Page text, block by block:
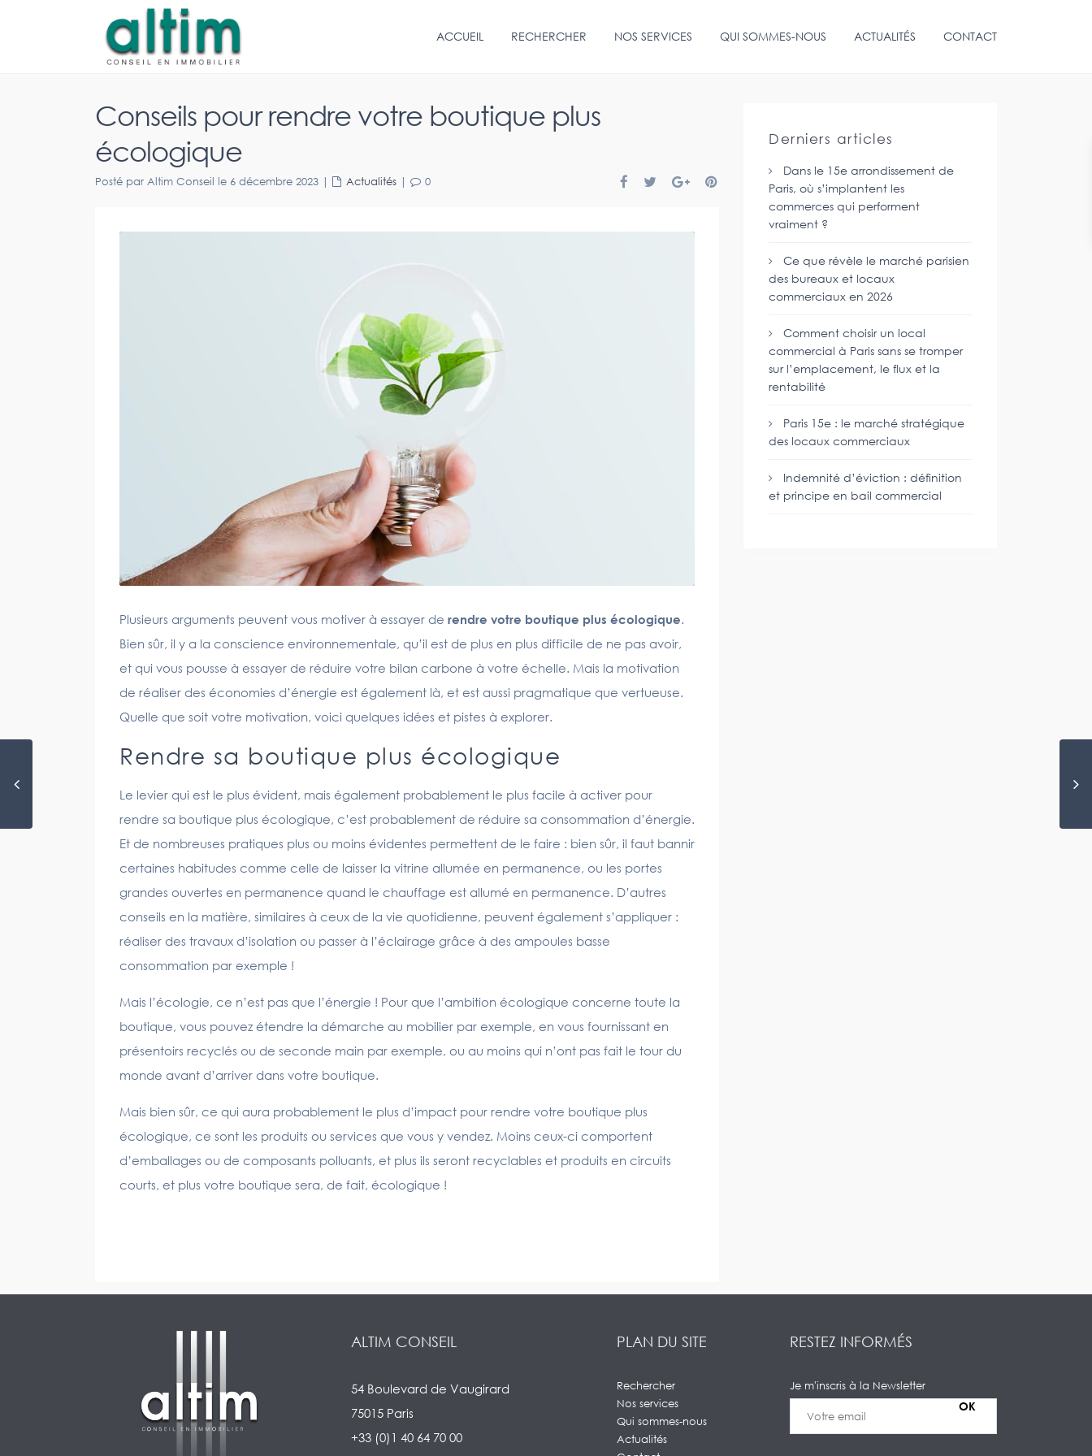
ACCUEIL RECHERCHER NOS SERVICES QUI SOMMES-NOUS ACTUALITÉS CONTACT
Conseils pour rendre votre boutique plus
écologique
Posté par Altim Conseil le 6 décembre 2023 | Actualités | 0
Plusieurs arguments peuvent vous motiver à essayer de rendre votre boutique plus écologique.
Bien sûr, il y a la conscience environnementale, qu’il est de plus en plus difficile de ne pas avoir,
et qui vous pousse à essayer de réduire votre bilan carbone à votre échelle. Mais la motivation
de réaliser des économies d’énergie est également là, et est aussi pragmatique que vertueuse.
Quelle que soit votre motivation, voici quelques idées et pistes à explorer.
Rendre sa boutique plus écologique
Le levier qui est le plus évident, mais également probablement le plus facile à activer pour
rendre sa boutique plus écologique, c’est probablement de réduire sa consommation d’énergie.
Et de nombreuses pratiques plus ou moins évidentes permettent de le faire : bien sûr, il faut bannir
certaines habitudes comme celle de laisser la vitrine allumée en permanence, ou les portes
grandes ouvertes en permanence quand le chauffage est allumé en permanence. D’autres
conseils en la matière, similaires à ceux de la vie quotidienne, peuvent également s’appliquer :
réaliser des travaux d’isolation ou passer à l’éclairage grâce à des ampoules basse
consommation par exemple !
Mais l’écologie, ce n’est pas que l’énergie ! Pour que l’ambition écologique concerne toute la
boutique, vous pouvez étendre la démarche au mobilier par exemple, en vous fournissant en
présentoirs recyclés ou de seconde main par exemple, ou au moins qui n’ont pas fait le tour du
monde avant d’arriver dans votre boutique.
Mais bien sûr, ce qui aura probablement le plus d’impact pour rendre votre boutique plus
écologique, ce sont les produits ou services que vous y vendez. Moins ceux-ci comportent
d’emballages ou de composants polluants, et plus ils seront recyclables et produits en circuits
courts, et plus votre boutique sera, de fait, écologique !
Derniers articles
Dans le 15e arrondissement de
Paris, où s’implantent les
commerces qui performent
vraiment ?
Ce que révèle le marché parisien
des bureaux et locaux
commerciaux en 2026
Comment choisir un local
commercial à Paris sans se tromper
sur l’emplacement, le flux et la
rentabilité
Paris 15e : le marché stratégique
des locaux commerciaux
Indemnité d’éviction : définition
et principe en bail commercial
ALTIM CONSEIL
54 Boulevard de Vaugirard
75015 Paris
+33 (0)1 40 64 70 00
PLAN DU SITE
Rechercher
Nos services
Qui sommes-nous
Actualités
RESTEZ INFORMÉS
Je m'inscris à la Newsletter